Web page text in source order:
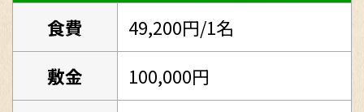
食費
49,200円/1名
敷金
100,000円